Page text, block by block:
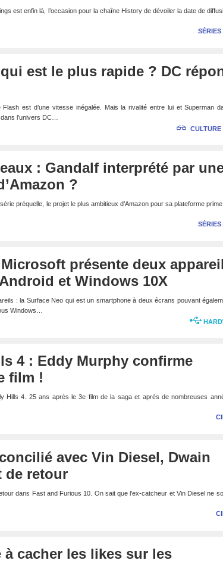
est enfin là, l’occasion pour la chaîne History de dévoiler la date de
SÉRIES
est le plus rapide ? DC
est d’une vitesse inégalée. Mais la rivalité entre lui et Superman
l’univers DC…
CULTURE
: Gandalf interprété par
?
préquelle, le projet le plus ambitieux d’Amazon pour sa plateforme prime
SÉRIES
présente deux
et Windows 10X
: la Surface Neo qui est un smartphone à deux écrans pouvant
Windows…
4 : Eddy Murphy confirme
film !
Hills 4. 25 ans après le 3e film de la saga et après de nombreuses
avec Vin Diesel, Dwain
de retour
dans Fast and Furious 10. On sait que l’ex-catcheur et Vin Diesel ne
à cacher les likes sur les